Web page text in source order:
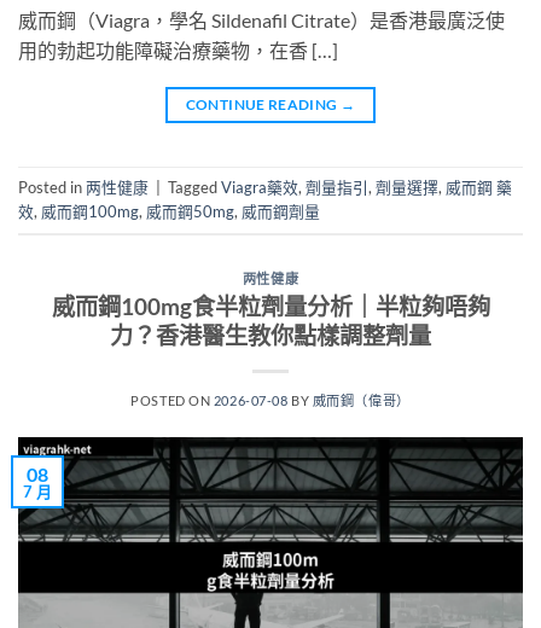
威而鋼（Viagra，學名 Sildenafil Citrate）是香港最廣泛使
用的勃起功能障礙治療藥物，在香 […]
CONTINUE READING →
Posted in两性健康 TaggedViagra藥效,劑量指引,劑量選擇, 威而鋼 藥
效, 威而鋼100mg, 威而鋼50mg, 威而鋼劑量
两性健康
威而鋼100mg食半粒劑量分析｜半粒夠唔夠
力？香港醫生教你點樣調整劑量
POSTED ON 2026-07-08 BY 威而鋼（偉哥）
08
7 月